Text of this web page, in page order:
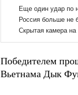
Победителем
Вьетнама Дык